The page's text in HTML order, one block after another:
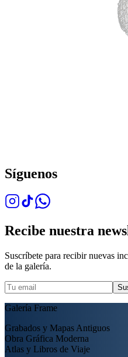
Síguenos
Recibe nuestra
Suscríbete para recibir nuevas
de la galería.
Galería Frame
Grabados y Mapas Antiguos
Obra Gráfica Moderna
Atlas y Libros de Viaje